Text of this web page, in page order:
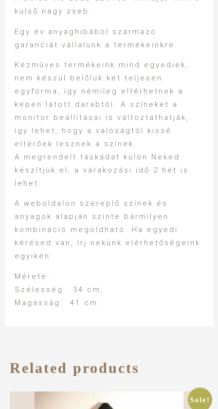
külső nagy zseb.
Egy év anyaghibából származó
garanciát vállalunk a termékeinkre.
Kézműves termékeink mind egyediek,
nem készül belőlük két teljesen
egyforma, így némileg eltérhetnek a
képen látott darabtól. A színeket a
monitor beállításai is változtathatják,
így lehet, hogy a valóságtól kissé
eltérőek lesznek a színek.
A megrendelt táskádat külön Neked
készítjük el, a várakozási idő 2 hét is
lehet.
A weboldalon szereplő színek és
anyagok alapján szinte bármilyen
kombináció megoldható. Ha egyedi
kérésed van, írj nekünk elérhetőségeink
egyikén.
Mérete:
Szélesség: 34 cm,
Magasság: 41 cm.
Related products
Sale!